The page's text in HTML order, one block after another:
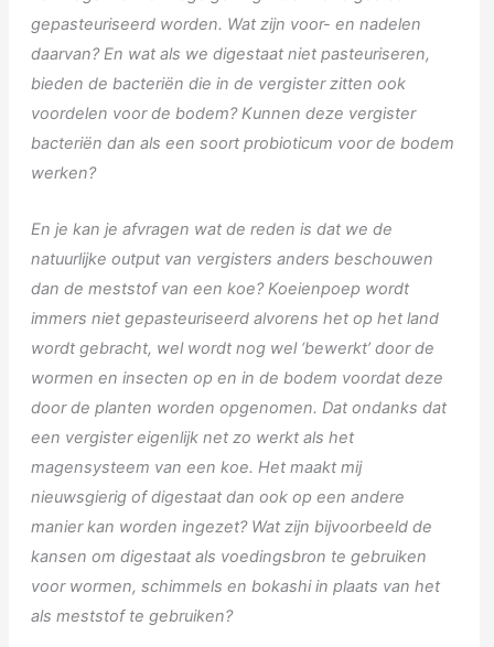
gepasteuriseerd worden. Wat zijn voor- en nadelen
daarvan? En wat als we digestaat niet pasteuriseren,
bieden de bacteriën die in de vergister zitten ook
voordelen voor de bodem? Kunnen deze vergister
bacteriën dan als een soort probioticum voor de bodem
werken?
En je kan je afvragen wat de reden is dat we de
natuurlijke output van vergisters anders beschouwen
dan de meststof van een koe? Koeienpoep wordt
immers niet gepasteuriseerd alvorens het op het land
wordt gebracht, wel wordt nog wel ‘bewerkt’ door de
wormen en insecten op en in de bodem voordat deze
door de planten worden opgenomen. Dat ondanks dat
een vergister eigenlijk net zo werkt als het
magensysteem van een koe. Het maakt mij
nieuwsgierig of digestaat dan ook op een andere
manier kan worden ingezet? Wat zijn bijvoorbeeld de
kansen om digestaat als voedingsbron te gebruiken
voor wormen, schimmels en bokashi in plaats van het
als meststof te gebruiken?